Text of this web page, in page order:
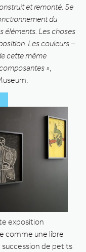
et remonté. Se
du
éléments. Les choses
Les couleurs –
cette même
»
exposition
comme une libre
succession de petits